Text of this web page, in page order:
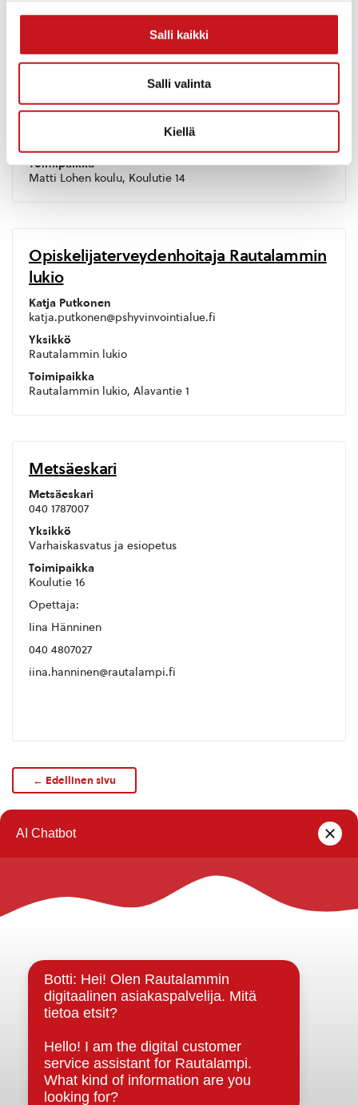
Salli kaikki
Salli valinta
Kiellä
Kouluterveydenhoitaja ML
maria.kontkanen@pshyvinvointialue.fi
Toimipaikka
Matti Lohen koulu, Koulutie 14
Opiskelijaterveydenhoitaja Rautalammin
lukio
Katja Putkonen
katja.putkonen@pshyvinvointialue.fi
Yksikkö
Rautalammin lukio
Toimipaikka
Rautalammin lukio, Alavantie 1
Metsäeskari
Metsäeskari
040 1787007
Yksikkö
Varhaiskasvatus ja esiopetus
Toimipaikka
Koulutie 16
Opettaja:
Iina Hänninen
040 4807027
iina.hanninen@rautalampi.fi
← Edellinen sivu
Rautalammin kunta
Strategiat, ohjelmat, ohjeet, suunnitelmat, säännöt ja
sopimukset
Asiakirjajulkisuuskuvaus
Evästeet
Saavutettavuusseloste
Tietosuoja